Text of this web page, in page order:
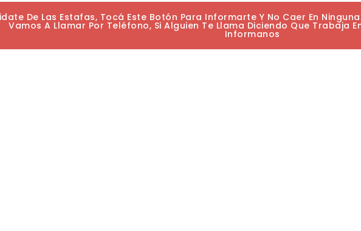
De Las Estafas, Tocá Este Botón Para Informarte Y No Caer En
Vamos A Llamar Por Teléfono, Si Alguien Te Llama Diciendo Que Trabaja
Informanos